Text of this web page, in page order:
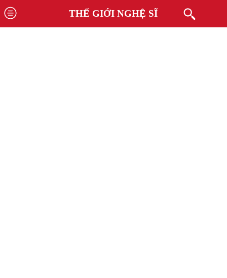
THẾ GIỚI NGHỆ SĨ